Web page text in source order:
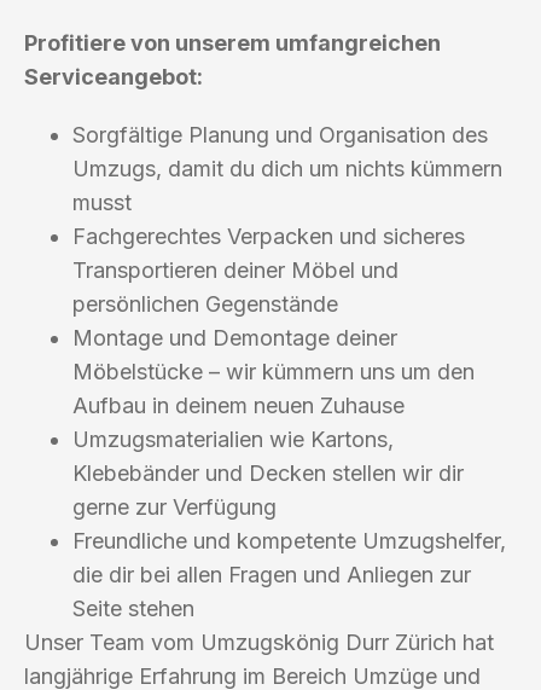
Profitiere von unserem umfangreichen
Serviceangebot:
Sorgfältige Planung und Organisation des
Umzugs, damit du dich um nichts kümmern
musst
Fachgerechtes Verpacken und sicheres
Transportieren deiner Möbel und
persönlichen Gegenstände
Montage und Demontage deiner
Möbelstücke – wir kümmern uns um den
Aufbau in deinem neuen Zuhause
Umzugsmaterialien wie Kartons,
Klebebänder und Decken stellen wir dir
gerne zur Verfügung
Freundliche und kompetente Umzugshelfer,
die dir bei allen Fragen und Anliegen zur
Seite stehen
Unser Team vom Umzugskönig Durr Zürich hat
langjährige Erfahrung im Bereich Umzüge und